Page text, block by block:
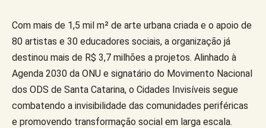
Com mais de 1,5 mil m² de arte urbana criada e o apoio de
80 artistas e 30 educadores sociais, a organização já
destinou mais de R$ 3,7 milhões a projetos. Alinhado à
Agenda 2030 da ONU e signatário do Movimento Nacional
dos ODS de Santa Catarina, o Cidades Invisíveis segue
combatendo a invisibilidade das comunidades periféricas
e promovendo transformação social em larga escala.